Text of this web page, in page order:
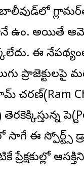
బాలీవుడ్‌లో
ఉంది. అయితే
ఈ
ప్రాజెక్టులపై
చ‌ర‌ణ్(Ram
సాగే ఈ